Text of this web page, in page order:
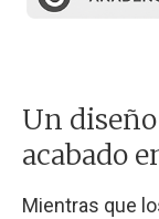
Un
acabado
Mientras que